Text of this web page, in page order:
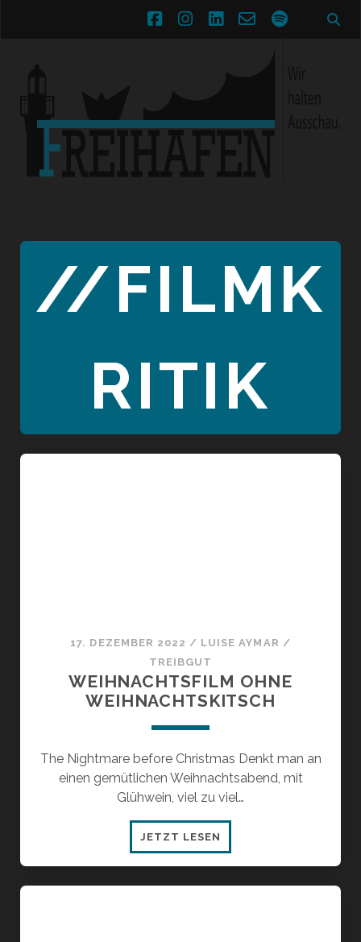
facebookinstagram
linkedin
email-spotify
//FILMK
RITIK
17. DEZEMBER 2022 / LUISE AYMAR /
TREIBGUT
WEIHNACHTSFILM OHNE
WEIHNACHTSKITSCH
The Nightmare before Christmas Denkt man an
einen gemütlichen Weihnachtsabend, mit
Glühwein, viel zu viel…
JETZT LESEN
OHNE